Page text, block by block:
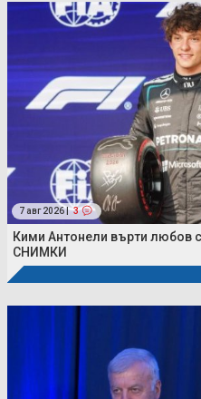
7 авг 2026 | 3
Кими Антонели върти любов
СНИМКИ